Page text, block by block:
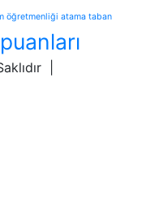
öğretmenliği atama taban
|